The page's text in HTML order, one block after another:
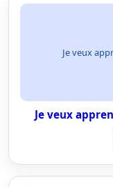
Je veux
Je veux